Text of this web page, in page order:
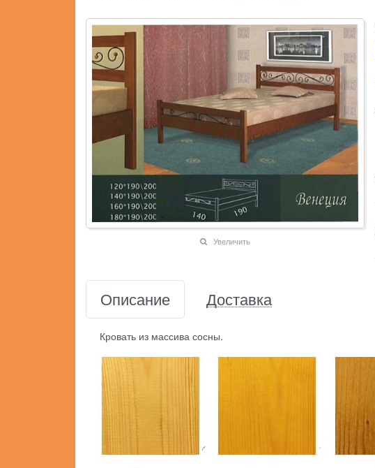
Увеличить
Описание Доставка
Кровать из массива сосны.